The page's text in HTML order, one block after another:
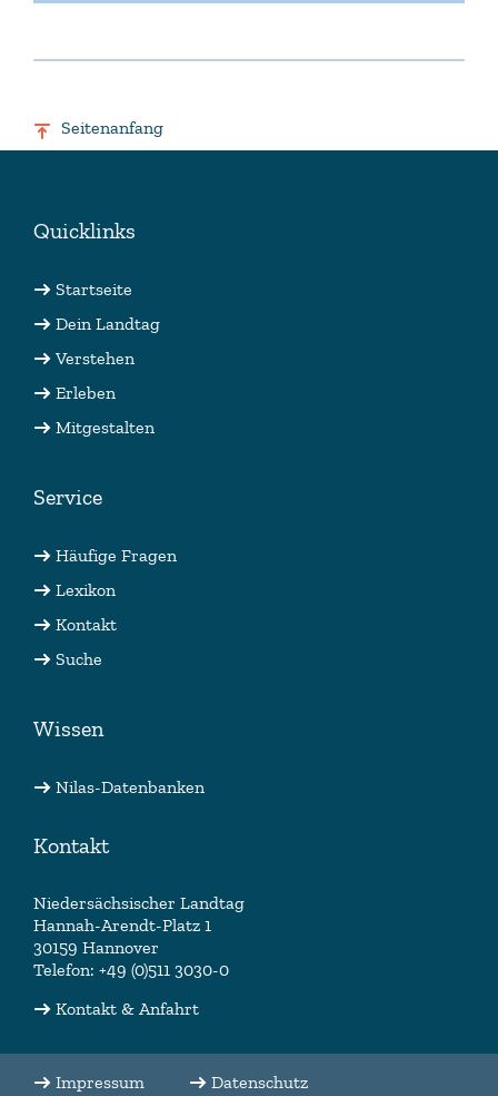
Seitenanfang
Quicklinks
Startseite
Dein Landtag
Verstehen
Erleben
Mitgestalten
Service
Häufige Fragen
Lexikon
Kontakt
Suche
Wissen
Nilas-Datenbanken
Kontakt
Niedersächsischer Landtag
Hannah-Arendt-Platz 1
30159 Hannover
Telefon: +49 (0)511 3030-0
Kontakt & Anfahrt
Impressum
Datenschutz